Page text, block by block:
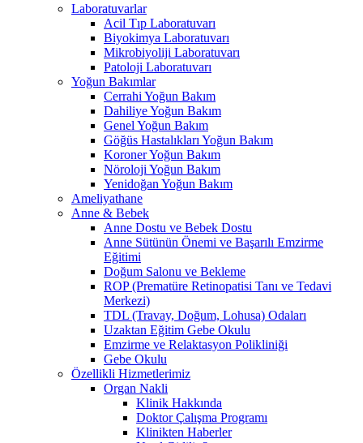
Laboratuvarlar
Acil Tıp Laboratuvarı
Biyokimya Laboratuvarı
Mikrobiyoliji Laboratuvarı
Patoloji Laboratuvarı
Yoğun Bakımlar
Cerrahi Yoğun Bakım
Dahiliye Yoğun Bakım
Genel Yoğun Bakım
Göğüs Hastalıkları Yoğun Bakım
Koroner Yoğun Bakım
Nöroloji Yoğun Bakım
Yenidoğan Yoğun Bakım
Ameliyathane
Anne & Bebek
Anne Dostu ve Bebek Dostu
Anne Sütünün Önemi ve Başarılı Emzirme
Eğitimi
Doğum Salonu ve Bekleme
ROP (Prematüre Retinopatisi Tanı ve Tedavi
Merkezi)
TDL (Travay, Doğum, Lohusa) Odaları
Uzaktan Eğitim Gebe Okulu
Emzirme ve Relaktasyon Polikliniği
Gebe Okulu
Özellikli Hizmetlerimiz
Organ Nakli
Klinik Hakkında
Doktor Çalışma Programı
Klinikten Haberler